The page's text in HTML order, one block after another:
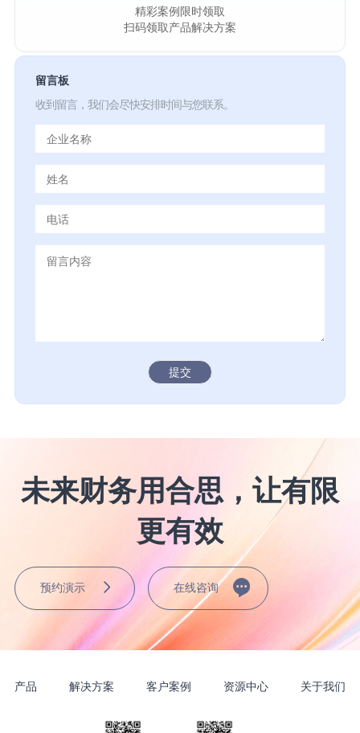
精彩案例限时领取
扫码领取产品解决方案
留言板
收到留言，我们会尽快安排时间与您联系。
提交
未来财务用合思，让有限
更有效
预约演示 在线咨询
产品 解决方案 客户案例 资源中心 关于我们